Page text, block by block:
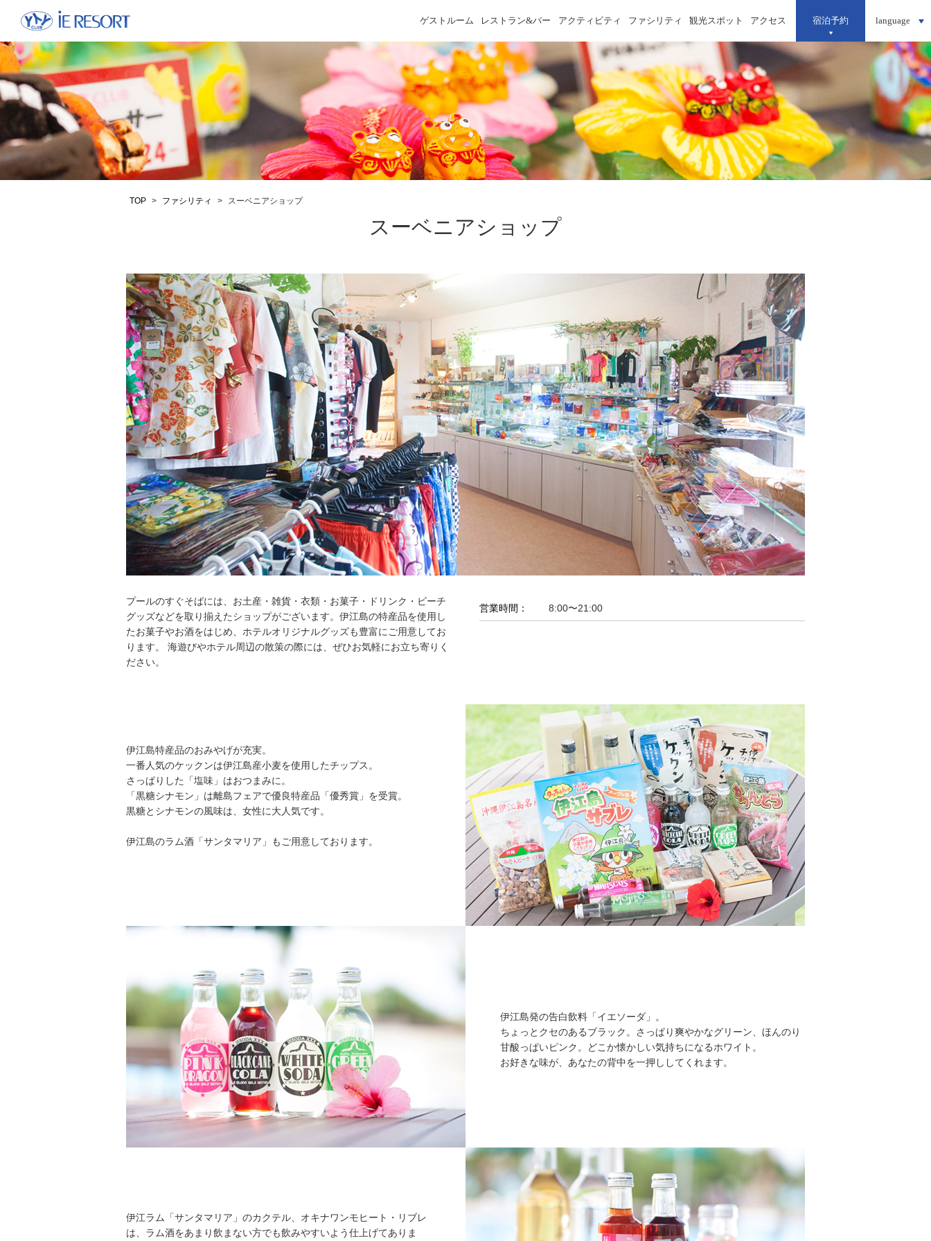
ゲストルーム レストラン&バー アクティビティ ファシリティ 観光スポット アクセス 宿泊予約 language
TOP > ファシリティ > スーベニアショップ
スーベニアショップ
プールのすぐそばには、お土産・雑貨・衣類・お菓子・ドリンク・ビーチ
グッズなどを取り揃えたショップがございます。伊江島の特産品を使用し
たお菓子やお酒をはじめ、ホテルオリジナルグッズも豊富にご用意してお
ります。 海遊びやホテル周辺の散策の際には、ぜひお気軽にお立ち寄りく
ださい。
営業時間： 8:00〜21:00
伊江島特産品のおみやげが充実。
一番人気のケックンは伊江島産小麦を使用したチップス。
さっぱりした「塩味」はおつまみに。
「黒糖シナモン」は離島フェアで優良特産品「優秀賞」を受賞。
黒糖とシナモンの風味は、女性に大人気です。
伊江島のラム酒「サンタマリア」もご用意しております。
伊江島発の告白飲料「イエソーダ」。
ちょっとクセのあるブラック。さっぱり爽やかなグリーン、ほんのり
甘酸っぱいピンク。どこか懐かしい気持ちになるホワイト。
お好きな味が、あなたの背中を一押ししてくれます。
伊江ラム「サンタマリア」のカクテル、オキナワンモヒート・リブレ
は、ラム酒をあまり飲まない方でも飲みやすいよう仕上げてありま